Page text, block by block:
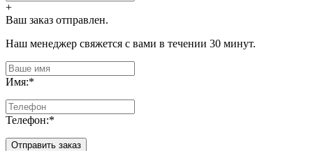
+
Ваш заказ отправлен.
Наш менеджер свяжется с вами в течении 30 минут.
Имя:*
Телефон:*
Отправить заказ